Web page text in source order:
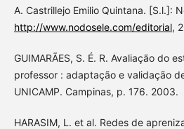
A. Castrillejo Emilio Quintana. [S.l.]:
http://www.nodosele.com/editorial,
GUIMARÃES, S. É. R. Avaliação do
professor : adaptação e validação
UNICAMP. Campinas, p. 176. 2003.
HARASIM, L. et al. Redes de